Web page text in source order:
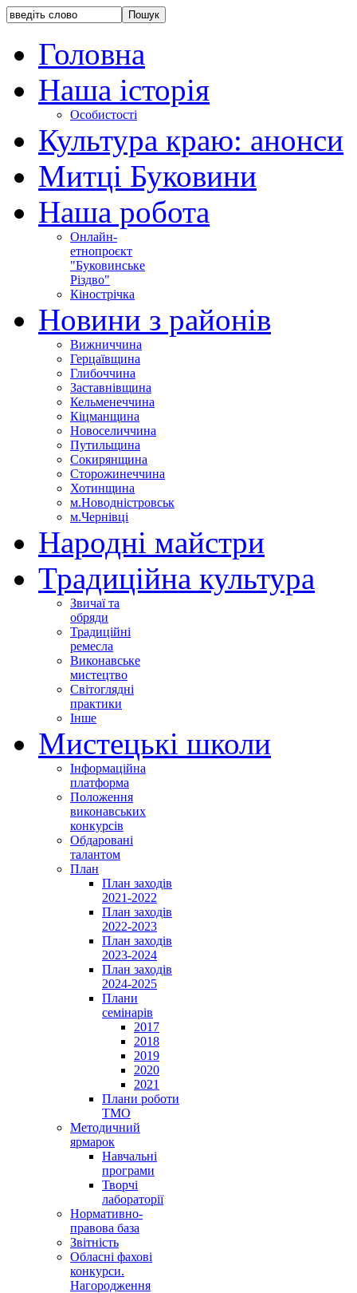
Головна
Наша історія
Особистості
Культура краю: анонси
Митці Буковини
Наша робота
Онлайн-
етнопроєкт
"Буковинське
Різдво"
Кінострічка
Новини з районів
Вижниччина
Герцаївщина
Глибоччина
Заставнівщина
Кельменеччина
Кіцманщина
Новоселиччина
Путильщина
Сокирянщина
Сторожинеччина
Хотинщина
м.Новодністровськ
м.Чернівці
Народні майстри
Традиційна культура
Звичаї та
обряди
Традиційні
ремесла
Виконавське
мистецтво
Світоглядні
практики
Інше
Мистецькі школи
Інформаційна
платформа
Положення
виконавських
конкурсів
Обдаровані
талантом
План
План заходів
2021-2022
План заходів
2022-2023
План заходів
2023-2024
План заходів
2024-2025
Плани
семінарів
2017
2018
2019
2020
2021
Плани роботи
ТМО
Методичний
ярмарок
Навчальні
програми
Творчі
лабораторії
Нормативно-
правова база
Звітність
Обласні фахові
конкурси.
Нагородження